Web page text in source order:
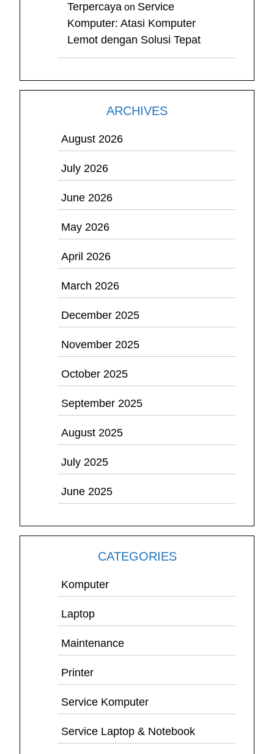
Terpercaya on Service
Komputer: Atasi Komputer
Lemot dengan Solusi Tepat
ARCHIVES
August 2026
July 2026
June 2026
May 2026
April 2026
March 2026
December 2025
November 2025
October 2025
September 2025
August 2025
July 2025
June 2025
CATEGORIES
Komputer
Laptop
Maintenance
Printer
Service Komputer
Service Laptop & Notebook